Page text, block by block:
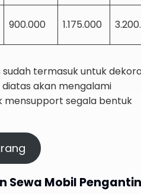
900.000 1.175.000
sudah termasuk untuk
akan mengalami
mensupport segala bentuk
Sewa Mobil Pengantin